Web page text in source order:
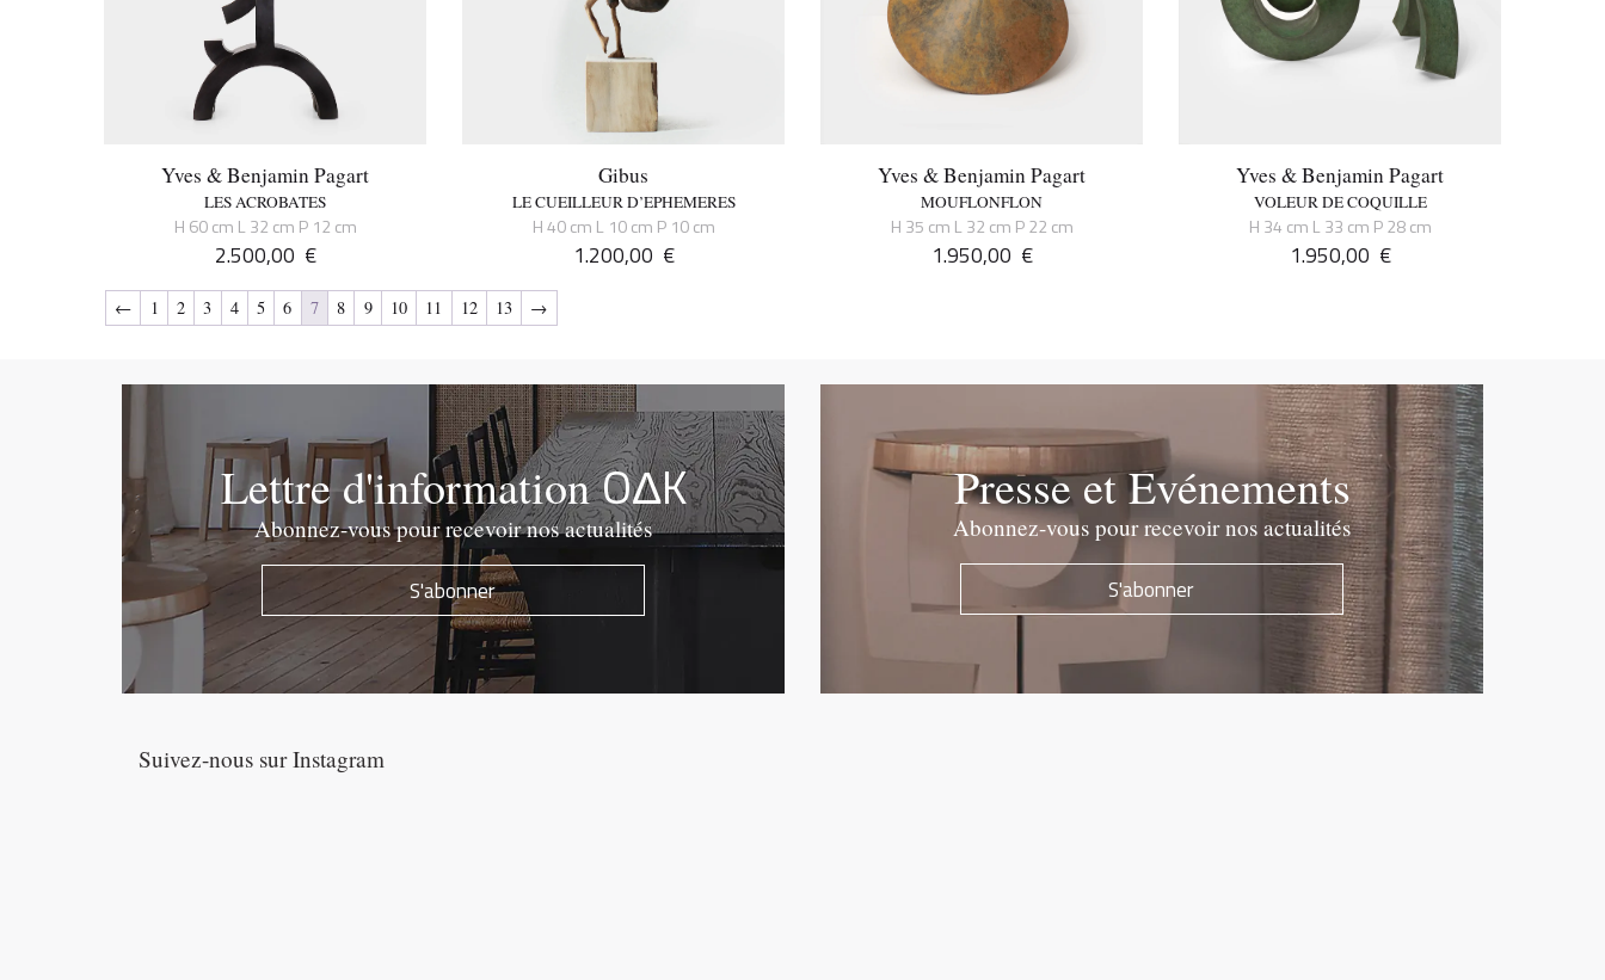
Yves & Benjamin Pagart
LES ACROBATES
H 60 cm L 32 cm P 12 cm
2.500,00 €
Gibus
LE CUEILLEUR D’EPHEMERES
H 40 cm L 10 cm P 10 cm
1.200,00 €
Yves & Benjamin Pagart
MOUFLONFLON
H 35 cm L 32 cm P 22 cm
1.950,00 €
Yves & Benjamin Pagart
VOLEUR DE COQUILLE
H 34 cm L 33 cm P 28 cm
1.950,00 €
← 1 2 3 4 5 6 7 8 9 10 11 12 13 →
Lettre d'informationOΔK
Abonnez-vous pour recevoir nos actualités
S'abonner
Presse et Evénements
Abonnez-vous pour recevoir nos actualités
S'abonner
Suivez-nous sur Instagram